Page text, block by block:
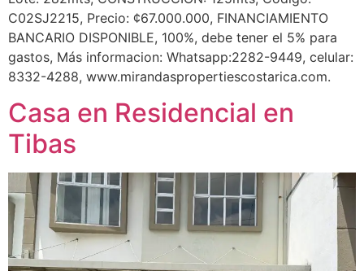
C02SJ2215, Precio: ¢67.000.000, FINANCIAMIENTO
BANCARIO DISPONIBLE, 100%, debe tener el 5% para
gastos, Más informacion: Whatsapp:2282-9449, celular:
8332-4288, www.mirandaspropertiescostarica.com.
Casa en Residencial en
Tibas